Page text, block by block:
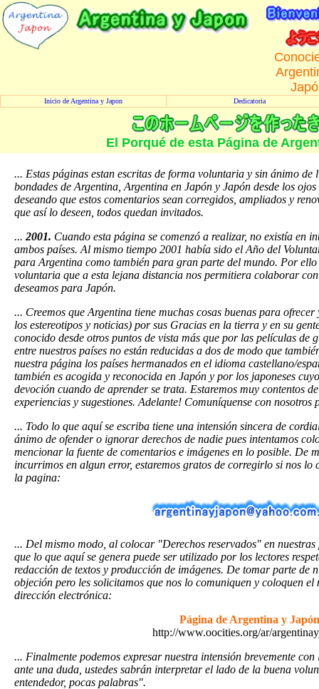
Inicio de Argentina y Japon Dedicatoria
El Porqué de esta Página de
... Estas páginas estan escritas de forma voluntaria y sin ánimo
bondades de Argentina, Argentina en Japón y Japón desde los
deseando que estos comentarios sean corregidos, ampliados y
que así lo deseen, todos quedan invitados.
... 2001. Cuando esta página se comenzó a realizar, no existía en
ambos países. Al mismo tiempo 2001 había sido el Año del
para Argentina como también para gran parte del mundo. Por
voluntaria que a esta lejana distancia nos permitiera colaborar
deseamos para Japón.
... Creemos que Argentina tiene muchas cosas buenas para
los estereotipos y noticias) por sus Gracias en la tierra y en su
conocido desde otros puntos de vista más que por las películas de
entre nuestros países no están reducidas a dos de modo que
nuestra página los países hermanados en el idioma castellano/
también es acogida y reconocida en Japón y por los japoneses
devoción cuando de aprender se trata. Estaremos muy contentos
experiencias y sugestiones. Adelante! Comuníquense con nosotros
... Todo lo que aquí se escriba tiene una intensión sincera de
ánimo de ofender o ignorar derechos de nadie pues intentamos
mencionar la fuente de comentarios e imágenes en lo posible. De
incurrimos en algun error, estaremos gratos de corregirlo si nos
la pagina:
... Del mismo modo, al colocar "Derechos reservados" en
que lo que aquí se genera puede ser utilizado por los lectores
redacción de textos y producción de imágenes. De tomar parte de
objeción pero les solicitamos que nos lo comuniquen y coloquen
dirección electrónica:
Página de Argentina y Japón
http://www.oocities.org/ar/
... Finalmente podemos expresar nuestra intensión brevemente
ante una duda, ustedes sabrán interpretar el lado de la buena
entendedor, pocas palabras".